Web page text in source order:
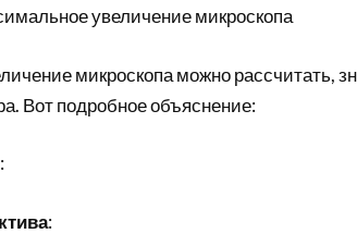
увеличение микроскопа
микроскопа можно рассчитать,
Вот подробное объяснение:
: